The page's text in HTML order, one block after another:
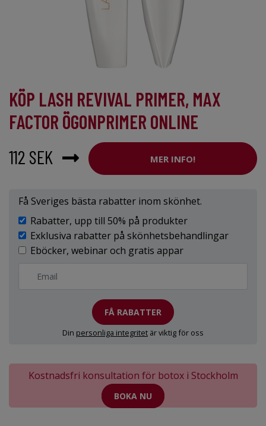
KÖP LASH REVIVAL PRIMER, MAX
FACTOR ÖGONPRIMER ONLINE
112 SEK
MER INFO!
Få Sveriges bästa rabatter inom skönhet.
Rabatter, upp till 50% på produkter
Exklusiva rabatter på skönhetsbehandlingar
Eböcker, webinar och gratis appar
FÅ RABATTER
Din personliga integritet är viktig för oss
Kostnadsfri konsultation för botox i Stockholm
BOKA NU